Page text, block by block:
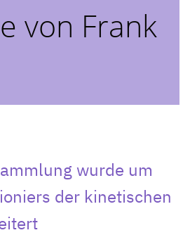
von Frank
wurde um
der kinetischen